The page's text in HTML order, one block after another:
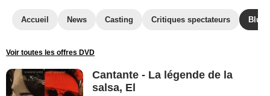
Accueil News Casting Critiques spectateurs Blu-
Voir toutes les offres DVD
Cantante - La légende de la
salsa, El